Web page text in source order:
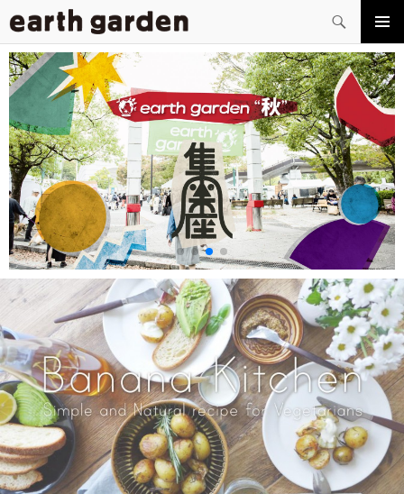
索
メイン
メニュ
ー
コ
ン
テ
ン
へ
ス
キ
ッ
プ